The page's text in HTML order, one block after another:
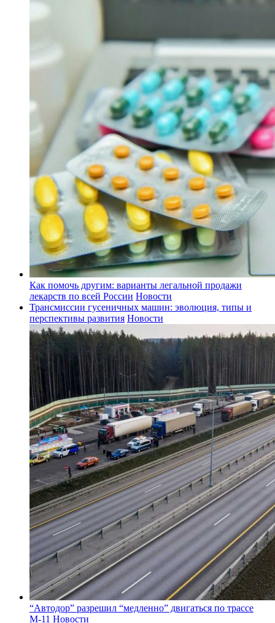
Как помочь другим: варианты легальной продажи
лекарств по всей России Новости
Трансмиссии гусеничных машин: эволюция, типы и
перспективы развития Новости
“Автодор” разрешил “медленно” двигаться по трассе
М-11 Новости